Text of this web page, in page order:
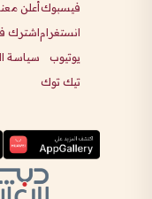
فيسبوك
انستغرام
يوتيوب
تيك توك
أعلن
اشترك
سياسة